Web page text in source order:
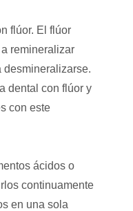
flúor. El flúor
remineralizar
desmineralizarse.
dental con flúor y
con este
ácidos o
continuamente
en una sola